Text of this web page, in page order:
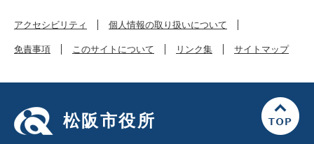
アクセシビリティ 個人情報の取り扱いについて
免責事項 このサイトについて リンク集 サイトマップ
松阪市役所